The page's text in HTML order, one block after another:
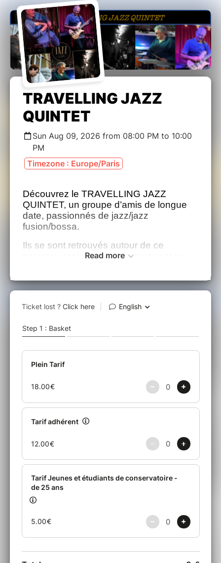
TRAVELLING JAZZ
QUINTET
Sun Aug 09, 2026 from 08:00 PM to 10:00
PM
Timezone : Europe/Paris
Découvrez le TRAVELLING JAZZ
QUINTET, un groupe d’amis de longue
date, passionnés de jazz/jazz
fusion/bossa.
Ils se sont retrouvés autour de ce
nouveau projet pour nous proposer un
de jazz, les époques, les continents.
internationaux, revisités (Stan Getz, John
Herbie Hancock….).
Le quintet est constitué des talentueux
Fred D’Oelsnitz au piano, Eric Sempé à
la guitare, Daniel Dray à la batterie,
Cesar Boishus au saxophone et Rolland
Touboul à la basse.
Ensemble, ils créent une
ambianceJazzy, invitant le public à se
musiques qu’ils interprètent au fil de la
Rejoignez-les pour ce magnifique
voyage !
Fred D’OELSNITZ : Piano
Read more